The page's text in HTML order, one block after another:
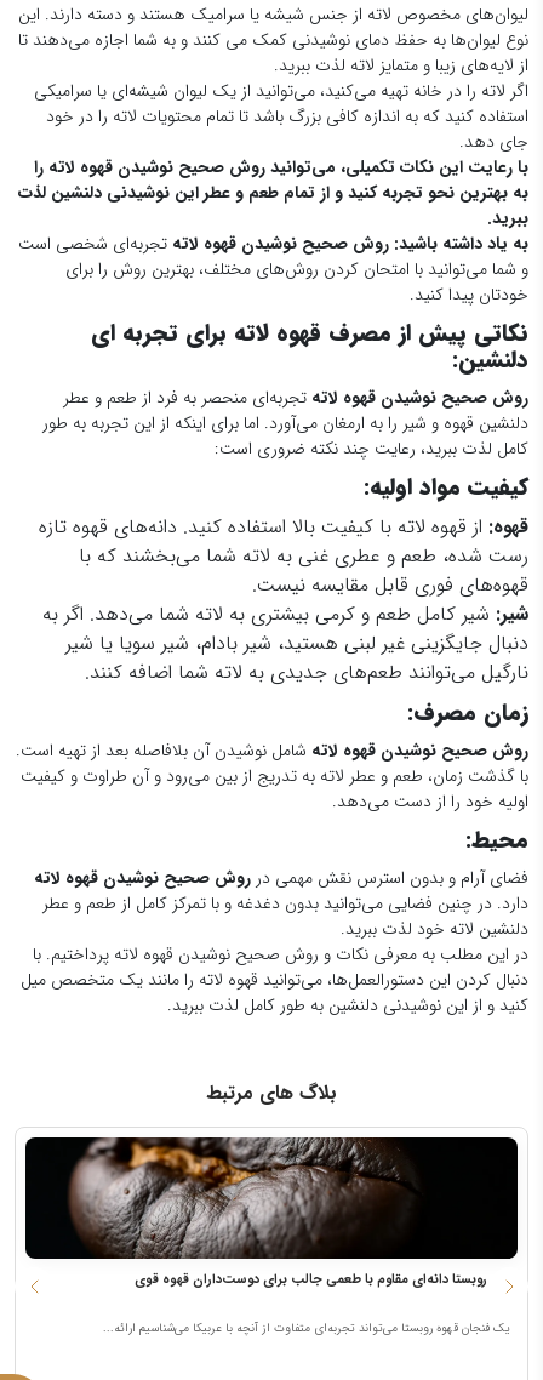
لیوان‌های مخصوص لاته از جنس شیشه یا سرامیک هستند و دسته دارند. این
نوع لیوان‌ها به حفظ دمای نوشیدنی کمک می کنند و به شما اجازه می‌دهند تا
از لایه‌های زیبا و متمایز لاته لذت ببرید.
اگر لاته را در خانه تهیه می‌کنید، می‌توانید از یک لیوان شیشه‌ای یا سرامیکی
استفاده کنید که به اندازه کافی بزرگ باشد تا تمام محتویات لاته را در خود
جای دهد.
با رعایت این نکات تکمیلی، می‌توانید روش صحیح نوشیدن قهوه لاته را
به بهترین نحو تجربه کنید و از تمام طعم و عطر این نوشیدنی دلنشین لذت
ببرید.
به یاد داشته باشید: روش صحیح نوشیدن قهوه لاته تجربه‌ای شخصی است
و شما می‌توانید با امتحان کردن روش‌های مختلف، بهترین روش را برای
خودتان پیدا کنید.
نکاتی پیش از مصرف قهوه لاته برای تجربه ای
دلنشین:
روش صحیح نوشیدن قهوه لاته تجربه‌ای منحصر به فرد از طعم و عطر
دلنشین قهوه و شیر را به ارمغان می‌آورد. اما برای اینکه از این تجربه به طور
کامل لذت ببرید، رعایت چند نکته ضروری است:
کیفیت مواد اولیه:
قهوه: از قهوه لاته با کیفیت بالا استفاده کنید. دانه‌های قهوه تازه
رست شده، طعم و عطری غنی به لاته شما می‌بخشند که با
قهوه‌های فوری قابل مقایسه نیست.
شیر: شیر کامل طعم و کرمی بیشتری به لاته شما می‌دهد. اگر به
دنبال جایگزینی غیر لبنی هستید، شیر بادام، شیر سویا یا شیر
نارگیل می‌توانند طعم‌های جدیدی به لاته شما اضافه کنند.
زمان مصرف:
روش صحیح نوشیدن قهوه لاته شامل نوشیدن آن بلافاصله بعد از تهیه است.
با گذشت زمان، طعم و عطر لاته به تدریج از بین می‌رود و آن طراوت و کیفیت
اولیه خود را از دست می‌دهد.
محیط:
فضای آرام و بدون استرس نقش مهمی در روش صحیح نوشیدن قهوه لاته
دارد. در چنین فضایی می‌توانید بدون دغدغه و با تمرکز کامل از طعم و عطر
دلنشین لاته خود لذت ببرید.
در این مطلب به معرفی نکات و روش صحیح نوشیدن قهوه لاته پرداختیم. با
دنبال کردن این دستورالعمل‌ها، می‌توانید قهوه لاته را مانند یک متخصص میل
کنید و از این نوشیدنی دلنشین به طور کامل لذت ببرید.
بلاگ های مرتبط
قهوه روبستا دانه‌ای مقاوم با طعمی جالب برای دوست‌داران قهوه قوی
یک فنجان قهوه روبستا می‌تواند تجربه‌ای متفاوت از آنچه با عربیکا می‌شناسیم ارائه...